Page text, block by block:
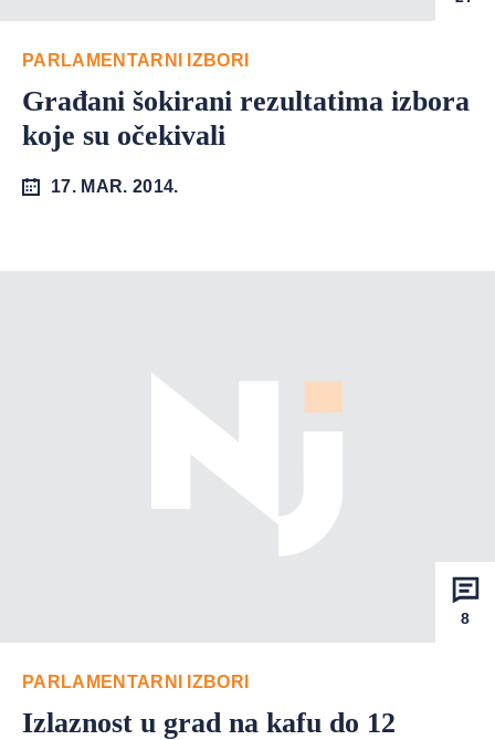
PARLAMENTARNI IZBORI
Građani šokirani rezultatima izbora
koje su očekivali
17. MAR. 2014.
8
PARLAMENTARNI IZBORI
Izlaznost u grad na kafu do 12